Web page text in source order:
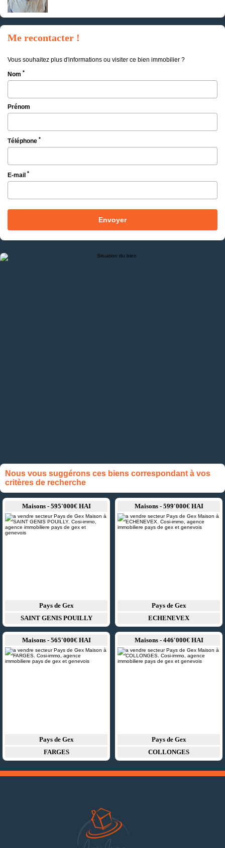
Me recontacter !
Vous souhaitez plus d'informations ou visiter ce bien immobilier ?
Nom *
Prénom
Téléphone *
E-mail *
Envoyer
Nous vous suggérons ces biens correspondant à vos
critères de recherche
Maisons - 595'000€ HAI
Pays de Gex
SAINT GENIS POUILLY
Maisons - 599'000€ HAI
Pays de Gex
ECHENEVEX
Maisons - 565'000€ HAI
Pays de Gex
FARGES
Maisons - 446'000€ HAI
Pays de Gex
COLLONGES